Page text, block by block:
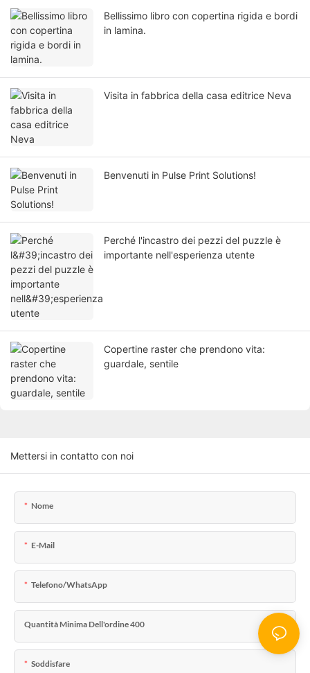
Bellissimo libro con copertina rigida e bordi
in lamina.
Visita in fabbrica della casa editrice Neva
Benvenuti in Pulse Print Solutions!
Perché l'incastro dei pezzi del puzzle è
importante nell'esperienza utente
Copertine raster che prendono vita:
guardale, sentile
Mettersi in contatto con noi
Nome
E-Mail
Telefono/WhatsApp
Quantità Minima Dell'ordine 400
Soddisfare